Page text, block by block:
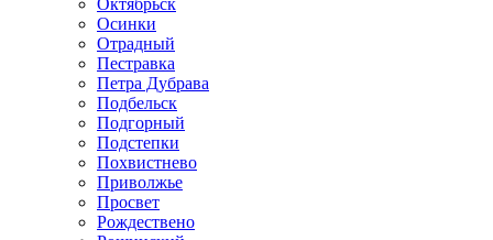
Октябрьск
Осинки
Отрадный
Пестравка
Петра Дубрава
Подбельск
Подгорный
Подстепки
Похвистнево
Приволжье
Просвет
Рождествено